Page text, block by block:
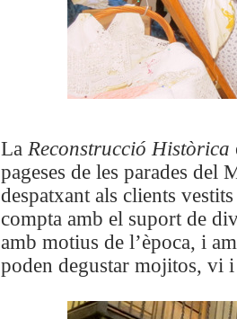
La Reconstrucció Històrica
pageses de les parades del
despatxant als clients
compta amb el suport de
amb motius de l’època, i
poden degustar mojitos, vi i